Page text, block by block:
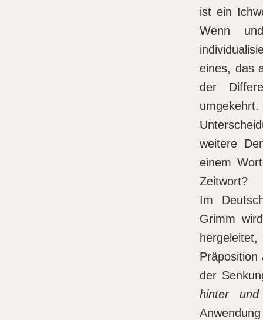
ist ein
Wenn
eines, das
der
weitere
einem
Zeitwort?
Im
Grimm
Präposition
der
hinter und